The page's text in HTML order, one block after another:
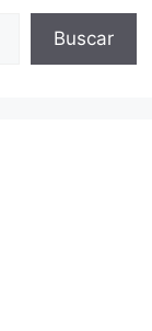
Buscar